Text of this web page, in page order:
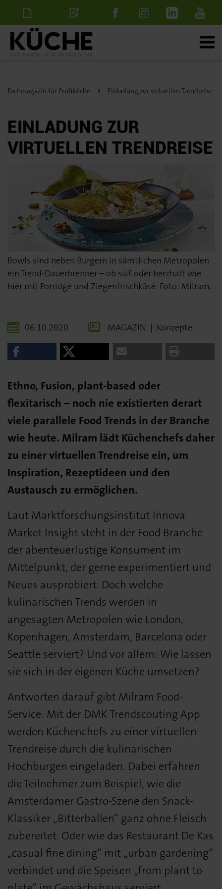
NewsletterStellenanzeige
Fachmagazin für Profiköche Einladung zur virtuellen Trendreise
EINLADUNG ZUR
VIRTUELLEN TRENDREISE
Bowls sind neben Burgern in sämtlichen Metropolen
ein Trend-Dauerbrenner – ob süß oder herzhaft wie
hier mit Porridge und Ziegenfrischkäse. Foto: Milram.
06.10.2020 MAGAZIN | Konzepte
Ethno, Fusion, plant-based oder
flexitarisch – noch nie existierten derart
viele parallele Food Trends in der Branche
wie heute. Milram lädt Küchenchefs daher
zu einer virtuellen Trendreise ein, um
Inspiration, Rezeptideen und den
Austausch zu ermöglichen.
Laut Marktforschungsinstitut Innova
Market Insight steht in der Food Branche
der abenteuerlustige Konsument im
Mittelpunkt, der gerne experimentiert und
Neues ausprobiert. Doch welche
kulinarischen Trends werden in
angesagten Metropolen wie London,
Kopenhagen, Amsterdam, Barcelona oder
Seattle serviert? Und vor allem: Wie lassen
sie sich in der eigenen Küche umsetzen?
Antworten darauf gibt Milram Food-
Service: Mit der DMK Trendscouting App
werden Küchenchefs zu einer virtuellen
Trendreise durch die kulinarischen
Hochburgen eingeladen. Dabei erfahren
die Teilnehmer zum Beispiel, wie die
Amsterdamer Gastro-Szene den Snack-
Klassiker „Bitterballen“ ganz ohne Fleisch
zubereitet. Oder wie das Restaurant De Kas
„casual fine dining“ mit „urban gardening“
verbindet und die Speisen „from plant to